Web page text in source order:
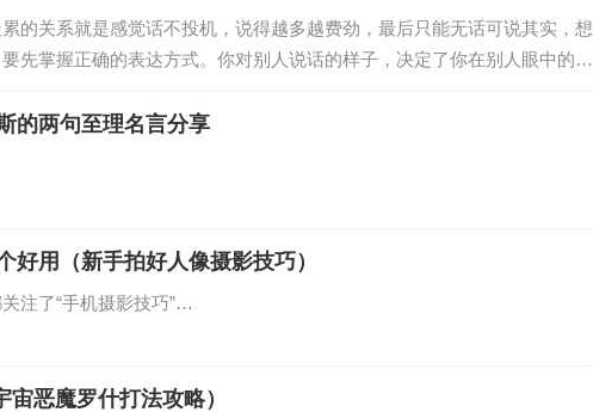
的关系就是感觉话不投机，说得越多越费劲，最后只能无话可说其实，想
先掌握正确的表达方式。你对别人说话的样子，决定了你在别人眼中的样
的两句至理名言分享
好用（新手拍好人像摄影技巧）
注了“手机摄影技巧”…
恶魔罗什打法攻略）